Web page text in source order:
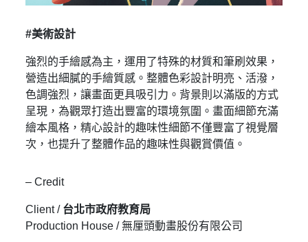
#美術設計
強烈的手繪感為主，運用了特殊的材質和筆刷效果，
營造出細膩的手繪質感。整體色彩設計明亮、活潑，
色調強烈，讓畫面更具吸引力。背景則以滿版的方式
呈現，為觀眾打造出豐富的環境氛圍。畫面細節充滿
繪本風格，精心設計的趣味性細節不僅豐富了視覺層
次，也提升了整體作品的趣味性與觀賞價值。
– Credit
Client / 台北市政府教育局
Production House / 無厘頭動畫股份有限公司